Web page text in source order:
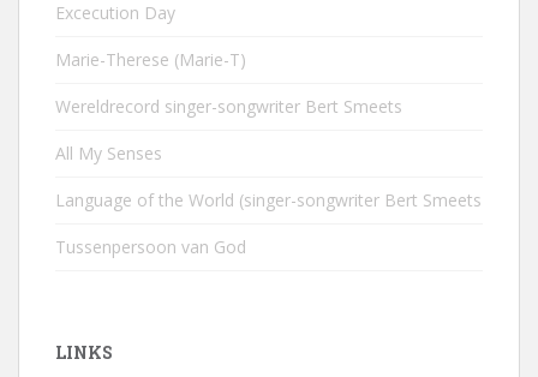
Excecution Day
Marie-Therese (Marie-T)
Wereldrecord singer-songwriter Bert Smeets
All My Senses
Language of the World (singer-songwriter Bert Smeets
Tussenpersoon van God
LINKS